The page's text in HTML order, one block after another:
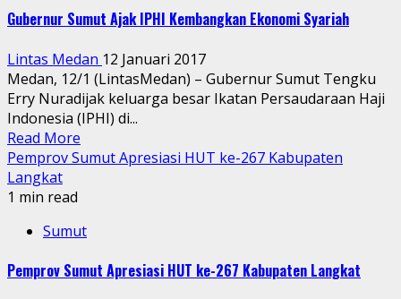
Gubernur Sumut Ajak IPHI Kembangkan Ekonomi Syariah
Lintas Medan 12 Januari 2017
Medan, 12/1 (LintasMedan) – Gubernur Sumut Tengku
Erry Nuradijak keluarga besar Ikatan Persaudaraan Haji
Indonesia (IPHI) di...
Read More
Pemprov Sumut Apresiasi HUT ke-267 Kabupaten
Langkat
1 min read
Sumut
Pemprov Sumut Apresiasi HUT ke-267 Kabupaten Langkat